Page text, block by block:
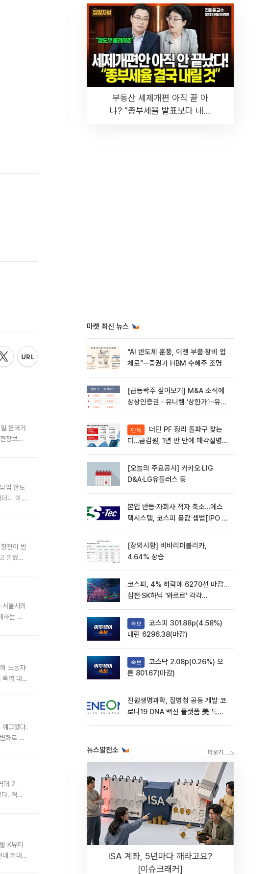
한국거
장보다
입 한도
니 이제
관이 반
밝혔다.
울시의
하는 카
노동자
염 대응
예고했다.
화로 평
대 2
. 역대
K뷰티
확대에
부동산 세제개편 아직 끝 아
냐? "종부세율 발표보다 내릴
마켓 최신 뉴스
"AI 반도체 훈풍, 이젠 부품·장비 업
체로"⋯증권가 HBM 수혜주 조명
[급등락주 짚어보기] M&A 소식에
상상인증권ㆍ유니켐 ‘상한가’⋯유증
단독
다…금감원, 1년 반 만에 매각설명회
[오늘의 주요공시] 카카오·LIG
D&A·LG유플러스 등
본업 반등·자회사 적자 축소…에스
텍시스템, 코스피 몸값 셈법[IPO 엑
[장외시황] 비바리퍼블리카,
4.64% 상승
코스피, 4% 하락에 6270선 마감…
삼전·SK하닉 '와르르' 각각
속보
내린 6296.38(마감)
속보
른 801.67(마감)
진원생명과학, 질병청 공동 개발 코
로나19 DNA 백신 플랫폼 美 특허
뉴스발전소
ISA 계좌, 5년마다 깨라고요?
[이슈크래커]